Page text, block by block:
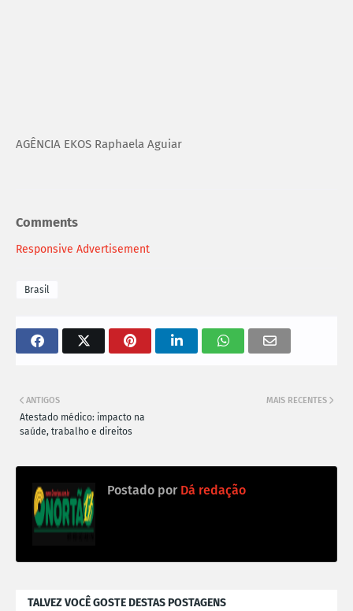
AGÊNCIA EKOS Raphaela Aguiar
Comments
Responsive Advertisement
Brasil
MAIS RECENTES
ANTIGOS
Atestado médico: impacto na
saúde, trabalho e direitos
Postado por Dá redação
TALVEZ VOCÊ GOSTE DESTAS POSTAGENS